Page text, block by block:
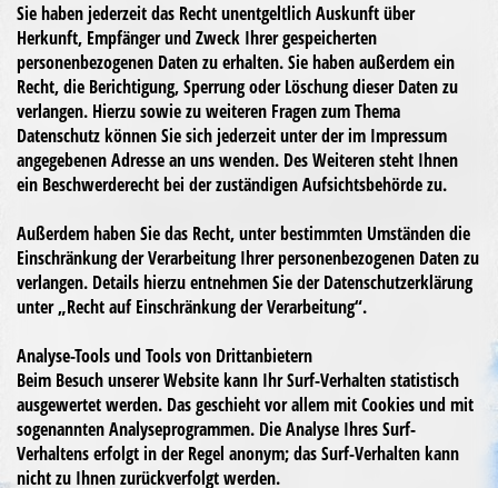
Sie haben jederzeit das Recht unentgeltlich Auskunft über
Herkunft, Empfänger und Zweck Ihrer gespeicherten
personenbezogenen Daten zu erhalten. Sie haben außerdem ein
Recht, die Berichtigung, Sperrung oder Löschung dieser Daten zu
verlangen. Hierzu sowie zu weiteren Fragen zum Thema
Datenschutz können Sie sich jederzeit unter der im Impressum
angegebenen Adresse an uns wenden. Des Weiteren steht Ihnen
ein Beschwerderecht bei der zuständigen Aufsichtsbehörde zu.
Außerdem haben Sie das Recht, unter bestimmten Umständen die
Einschränkung der Verarbeitung Ihrer personenbezogenen Daten zu
verlangen. Details hierzu entnehmen Sie der Datenschutzerklärung
unter „Recht auf Einschränkung der Verarbeitung“.
Analyse-Tools und Tools von Drittanbietern
Beim Besuch unserer Website kann Ihr Surf-Verhalten statistisch
ausgewertet werden. Das geschieht vor allem mit Cookies und mit
sogenannten Analyseprogrammen. Die Analyse Ihres Surf-
Verhaltens erfolgt in der Regel anonym; das Surf-Verhalten kann
nicht zu Ihnen zurückverfolgt werden.